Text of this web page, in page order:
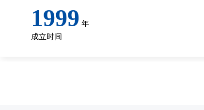
1999 年
成立时间